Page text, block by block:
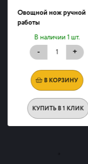
Овощной нож ручной
работы
В наличии 1 шт.
- +
В КОРЗИНУ
КУПИТЬ В 1 КЛИК